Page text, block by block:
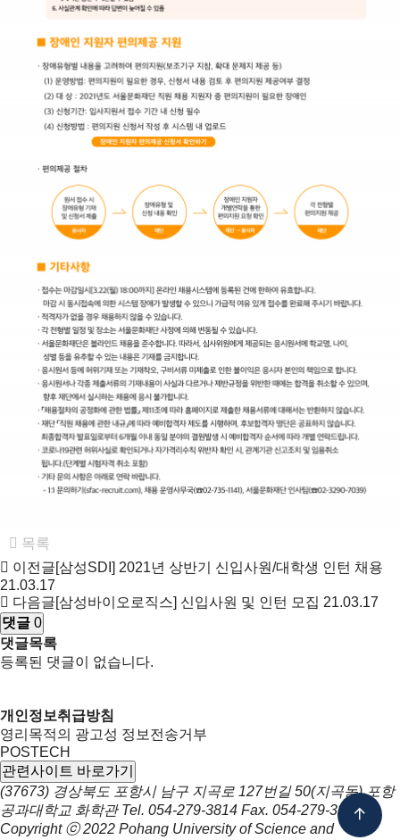
목록
이전글[삼성SDI] 2021년 상반기 신입사원/대학생 인턴 채용
21.03.17
다음글[삼성바이오로직스] 신입사원 및 인턴 모집 21.03.17
댓글 0
댓글목록
등록된 댓글이 없습니다.
개인정보취급방침
영리목적의 광고성 정보전송거부
POSTECH
관련사이트 바로가기
(37673) 경상북도 포항시 남구 지곡로 127번길 50(지곡동) 포항
공과대학교 화학관 Tel. 054-279-3814 Fax. 054-279-3399
Copyright ⓒ 2022 Pohang University of Science and